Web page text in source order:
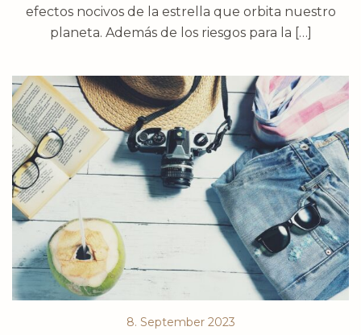
efectos nocivos de la estrella que orbita nuestro
planeta. Además de los riesgos para la […]
8. September 2023